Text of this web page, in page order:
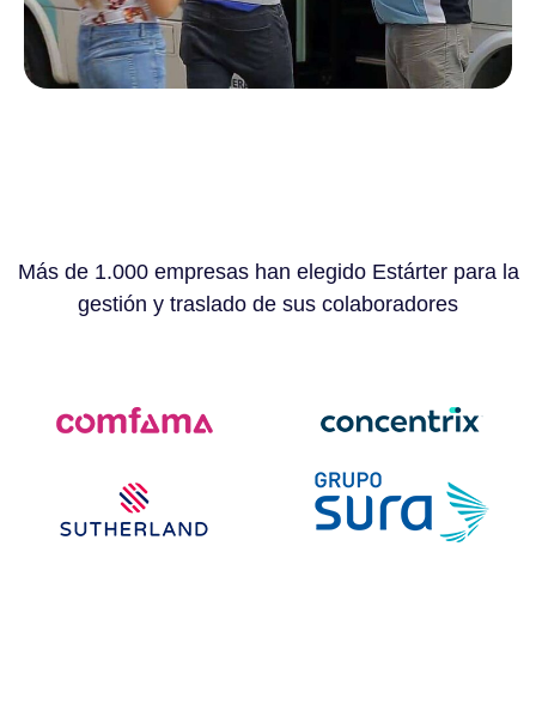
Más de 1.000 empresas han elegido Estárter para la
gestión y traslado de sus colaboradores